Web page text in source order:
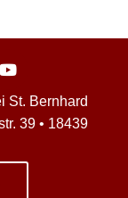
St. Bernhard
39 • 18439